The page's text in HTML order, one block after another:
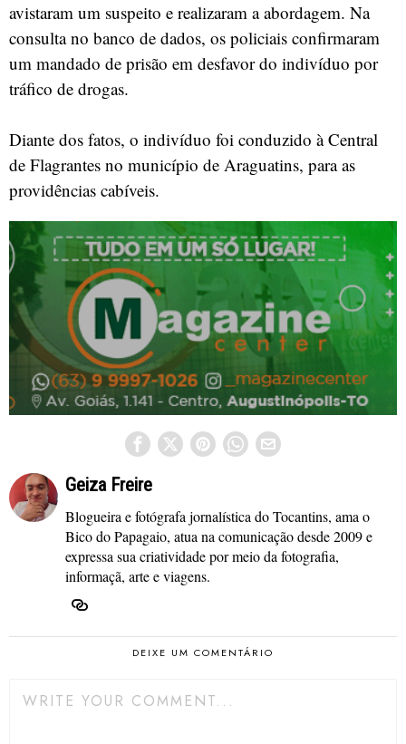
avistaram um suspeito e realizaram a abordagem. Na
consulta no banco de dados, os policiais confirmaram
um mandado de prisão em desfavor do indivíduo por
tráfico de drogas.
Diante dos fatos, o indivíduo foi conduzido à Central
de Flagrantes no município de Araguatins, para as
providências cabíveis.
Geiza Freire
Blogueira e fotógrafa jornalística do Tocantins, ama o
Bico do Papagaio, atua na comunicação desde 2009 e
expressa sua criatividade por meio da fotografia,
informaçã, arte e viagens.
DEIXE UM COMENTÁRIO